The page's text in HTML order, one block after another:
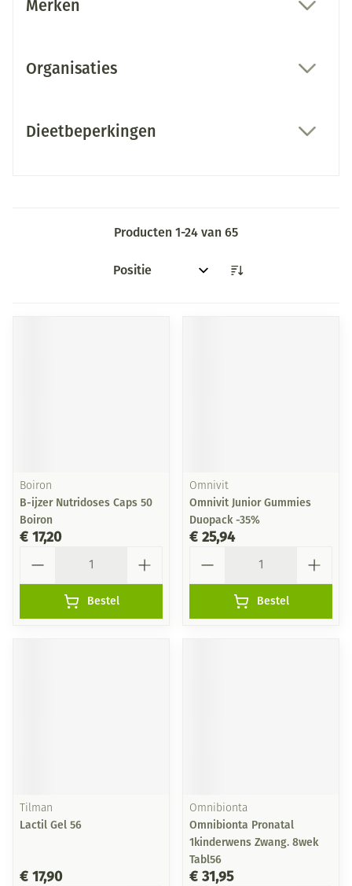
Merken
Organisaties
Dieetbeperkingen
Producten 1-24 van 65
Sorteer op:
Boiron
B-ijzer Nutridoses Caps 50
Boiron
€ 17,20
Bestel
Omnivit
Omnivit Junior Gummies
Duopack -35%
€ 25,94
Bestel
Tilman
Lactil Gel 56
€ 17,90
Omnibionta
Omnibionta Pronatal
1kinderwens Zwang. 8wek
Tabl56
€ 31,95